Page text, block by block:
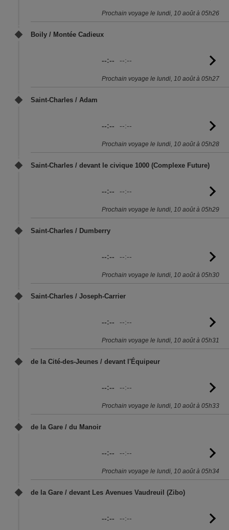
Prochain voyage le lundi, 10 août à 05h26
Boily / Montée Cadieux
--:-- --:--
Prochain voyage le lundi, 10 août à 05h27
Saint-Charles / Adam
--:-- --:--
Prochain voyage le lundi, 10 août à 05h28
Saint-Charles / devant le civique 1000 (Complexe Future)
--:-- --:--
Prochain voyage le lundi, 10 août à 05h29
Saint-Charles / Dumberry
--:-- --:--
Prochain voyage le lundi, 10 août à 05h30
Saint-Charles / Joseph-Carrier
--:-- --:--
Prochain voyage le lundi, 10 août à 05h31
de la Cité-des-Jeunes / devant l'Équipeur
--:-- --:--
Prochain voyage le lundi, 10 août à 05h33
de la Gare / du Manoir
--:-- --:--
Prochain voyage le lundi, 10 août à 05h34
de la Gare / devant Les Avenues Vaudreuil (Zibo)
--:-- --:--